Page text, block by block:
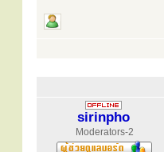
sirinpho
Moderators-2